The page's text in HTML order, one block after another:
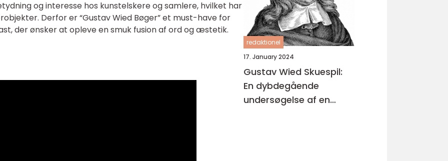
og interesse hos kunstelskere og samlere, hvilket har
Derfor er “Gustav Wied Bøger” et must-have for
der ønsker at opleve en smuk fusion af ord og æstetik.
redaktionel
17. January 2024
Gustav Wied Skuespil:
En dybdegående
undersøgelse af en